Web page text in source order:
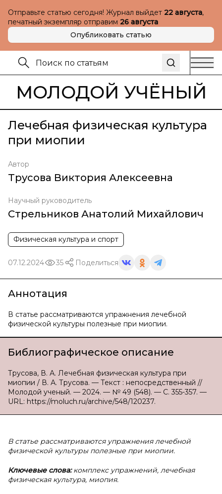
Отправьте статью сегодня! Журнал выйдет 22 августа,
печатный экземпляр отправим 26 августа
Опубликовать статью
МОЛОДОЙ УЧЁНЫЙ
Лечебная физическая культура
при миопии
Автор
Трусова Виктория Алексеевна
Научный руководитель
Стрельников Анатолий Михайлович
Физическая культура и спорт
07.12.2024 35 Поделиться
Аннотация
В статье рассматриваются упражнения лечебной
физической культуры полезные при миопии.
Библиографическое описание
Трусова, В. А. Лечебная физическая культура при
миопии / В. А. Трусова. — Текст : непосредственный //
Молодой ученый. — 2024. — № 49 (548). — С. 355-357. —
URL: https://moluch.ru/archive/548/120237.
В статье рассматриваются упражнения лечебной
физической культуры полезные при миопии.
Ключевые слова:комплекс упражнений, лечебная
физическая культура, миопия.